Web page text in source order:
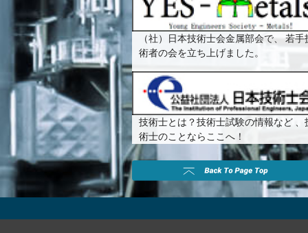
（社）日本技術士会金属部会で、 若手
術者の会を立ち上げました。
技術士とは？技術士試験の情報など 、
術士のことならここへ！